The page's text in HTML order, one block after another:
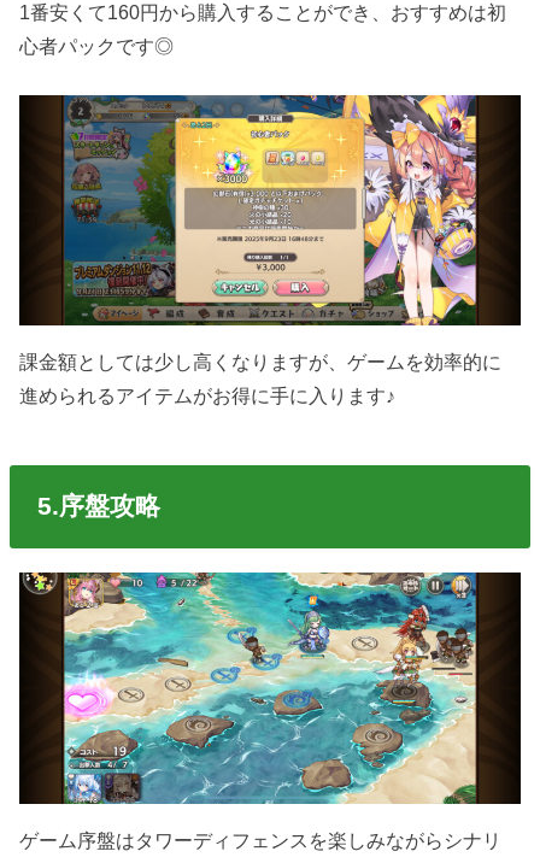
1番安くて160円から購入することができ、おすすめは初
心者パックです◎
課金額としては少し高くなりますが、ゲームを効率的に
進められるアイテムがお得に手に入ります♪
5.序盤攻略
ゲーム序盤はタワーディフェンスを楽しみながらシナリ